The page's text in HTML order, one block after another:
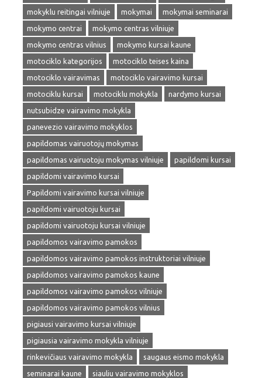
mokyklu reitingai vilniuje
mokymai
mokymai seminarai
mokymo centrai
mokymo centras vilniuje
mokymo centras vilnius
mokymo kursai kaune
motociklo kategorijos
motociklo teises kaina
motociklo vairavimas
motociklo vairavimo kursai
motociklu kursai
motociklu mokykla
nardymo kursai
nutsubidze vairavimo mokykla
panevezio vairavimo mokyklos
papildomas vairuotojų mokymas
papildomas vairuotoju mokymas vilniuje
papildomi kursai
papildomi vairavimo kursai
Papildomi vairavimo kursai vilniuje
papildomi vairuotoju kursai
papildomi vairuotoju kursai vilniuje
papildomos vairavimo pamokos
papildomos vairavimo pamokos instruktoriai vilniuje
papildomos vairavimo pamokos kaune
papildomos vairavimo pamokos vilniuje
papildomos vairavimo pamokos vilnius
pigiausi vairavimo kursai vilniuje
pigiausia vairavimo mokykla vilniuje
rinkevičiaus vairavimo mokykla
saugaus eismo mokykla
seminarai kaune
siauliu vairavimo mokyklos